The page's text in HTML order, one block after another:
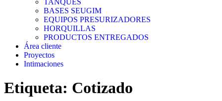
TANQUES
BASES SEUGIM
EQUIPOS PRESURIZADORES
HORQUILLAS
PRODUCTOS ENTREGADOS
Área cliente
Proyectos
Intimaciones
Etiqueta: Cotizado